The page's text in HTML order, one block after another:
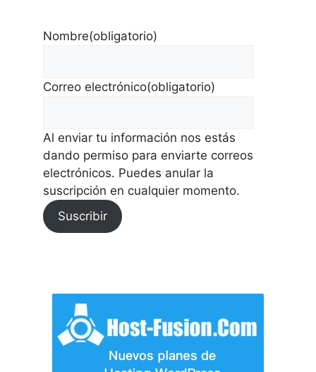
Nombre(obligatorio)
Correo electrónico(obligatorio)
Al enviar tu información nos estás
dando permiso para enviarte correos
electrónicos. Puedes anular la
suscripción en cualquier momento.
Suscribir